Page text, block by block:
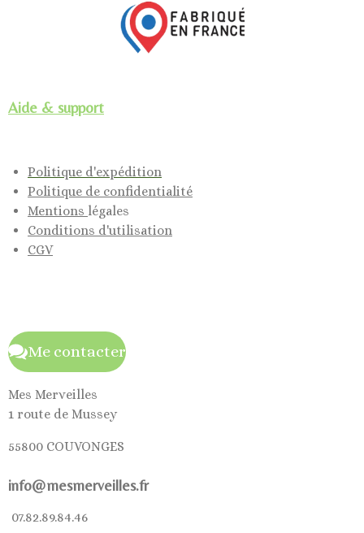
Aide & support
Politique d'expédition
Politique de confidentialité
Mentions légales
Conditions d'utilisation
CGV
Me contacter
Mes Merveilles
1 route de Mussey
55800 COUVONGES
info@mesmerveilles.fr
07.82.89.84.46